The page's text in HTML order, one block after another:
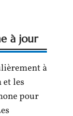
à jour
à
et les
pour